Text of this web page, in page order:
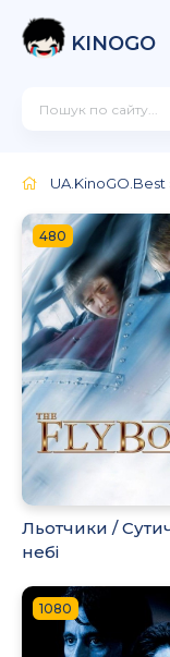
KINOGO
UA.KinoGO.Best
480
Льотчики /
небі
1080